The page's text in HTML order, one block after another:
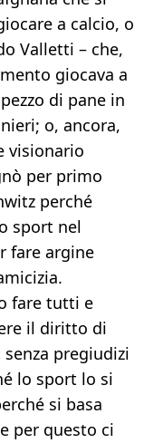
a calcio, o
Valletti – che,
giocava a
di pane in
o, ancora,
visionario
per primo
perché
sport nel
fare argine
fare tutti e
il diritto di
pregiudizi
lo sport lo si
si basa
per questo ci